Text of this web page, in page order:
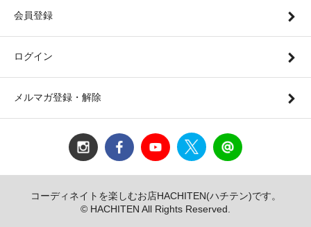
会員登録
ログイン
メルマガ登録・解除
コーディネイトを楽しむお店HACHITEN(ハチテン)です。
© HACHITEN All Rights Reserved.